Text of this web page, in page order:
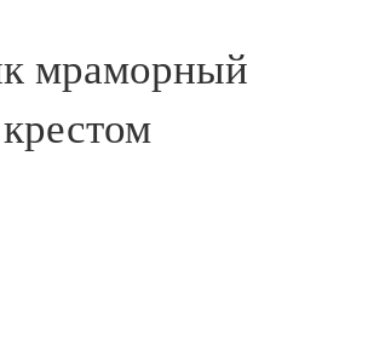
мраморный